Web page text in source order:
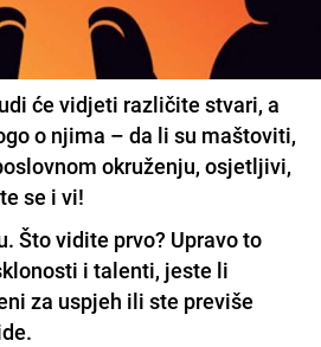
će vidjeti različite stvari, a
o njima – da li su maštoviti,
okruženju, osjetljivi,
se i vi!
Što vidite prvo? Upravo to
i talenti, jeste li
za uspjeh ili ste previše